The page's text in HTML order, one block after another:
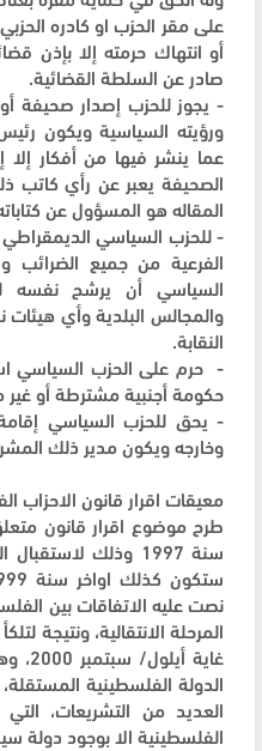
على مقر الحزب او كادره
أو انتهاك حرمته إلا بإذن
صادر عن السلطة القضائية.
- يجوز للحزب إصدار صحيفة أو
ورؤيته السياسية ويكون
عما ينشر فيها من أفكار
الصحيفة يعبر عن رأي كاتب
المقاله هو المسؤول عن
- للحزب السياسي
الفرعية من جميع الضرائب
السياسي أن يرشح نفسه
والمجالس البلدية وأي هيئات
النقابة.
- حرم على الحزب السياسي
حكومة أجنبية مشترطة أو
- يحق للحزب السياسي
وخارجه ويكون مدير ذلك
معيقات اقرار قانون الاحزاب
طرح موضوع اقرار قانون
سنة 1997 وذلك
نصت عليه الاتفاقات بين
المرحلة الانتقالية، ونتيجة
غاية
الدولة الفلسطينية
العديد من التشريعات،
الفلسطينية الا بوجود دولة